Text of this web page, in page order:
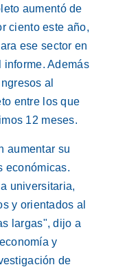
aumentó de
ciento este año,
ese sector en
informe. Además
al
entre los que
12 meses.
aumentar su
económicas.
universitaria,
y orientados al
largas", dijo a
y
de